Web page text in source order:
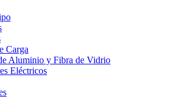
Carga
Aluminio y Fibra de Vidrio
Eléctricos